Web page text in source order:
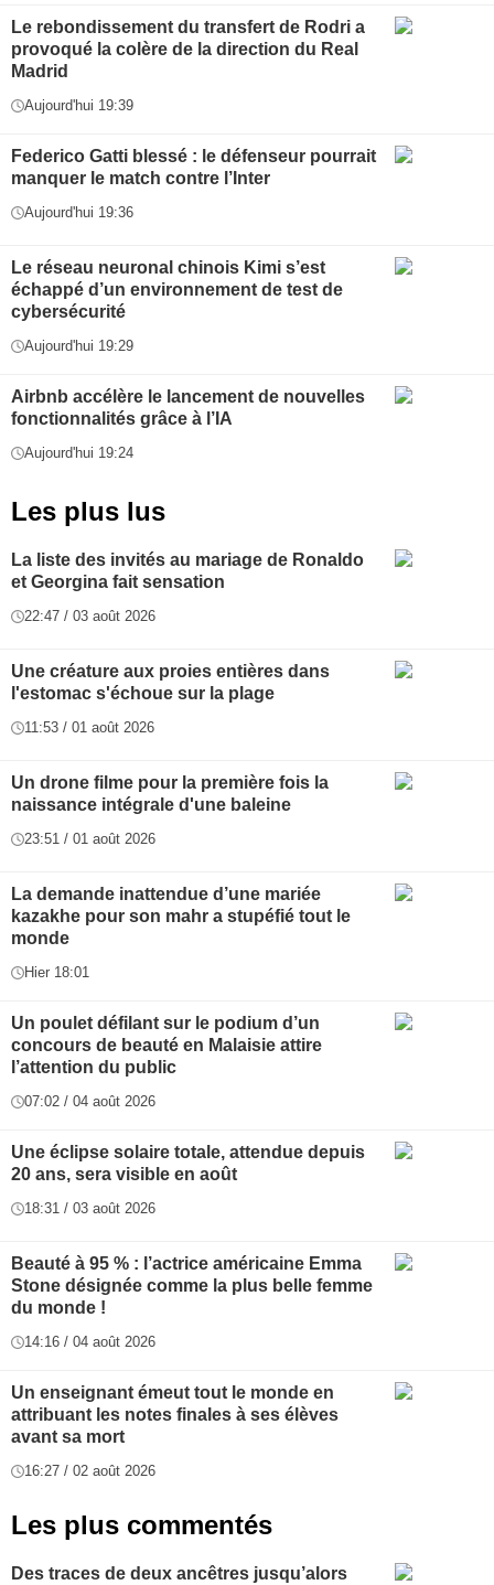
Le rebondissement du transfert de Rodri a
provoqué la colère de la direction du Real
Madrid
Aujourd'hui 19:39
Federico Gatti blessé : le défenseur pourrait
manquer le match contre l’Inter
Aujourd'hui 19:36
Le réseau neuronal chinois Kimi s’est
échappé d’un environnement de test de
cybersécurité
Aujourd'hui 19:29
Airbnb accélère le lancement de nouvelles
fonctionnalités grâce à l’IA
Aujourd'hui 19:24
Les plus lus
La liste des invités au mariage de Ronaldo
et Georgina fait sensation
22:47 / 03 août 2026
Une créature aux proies entières dans
l'estomac s'échoue sur la plage
11:53 / 01 août 2026
Un drone filme pour la première fois la
naissance intégrale d'une baleine
23:51 / 01 août 2026
La demande inattendue d’une mariée
kazakhe pour son mahr a stupéfié tout le
monde
Hier 18:01
Un poulet défilant sur le podium d’un
concours de beauté en Malaisie attire
l’attention du public
07:02 / 04 août 2026
Une éclipse solaire totale, attendue depuis
20 ans, sera visible en août
18:31 / 03 août 2026
Beauté à 95 % : l’actrice américaine Emma
Stone désignée comme la plus belle femme
du monde !
14:16 / 04 août 2026
Un enseignant émeut tout le monde en
attribuant les notes finales à ses élèves
avant sa mort
16:27 / 02 août 2026
Les plus commentés
Des traces de deux ancêtres jusqu’alors